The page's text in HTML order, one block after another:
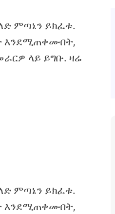
ምጣኔን ይክፈቱ.
እንደሚጠቀሙበት,
ላይ ይግቡ. ዛሬ
ምጣኔን ይክፈቱ.
እንደሚጠቀሙበት,